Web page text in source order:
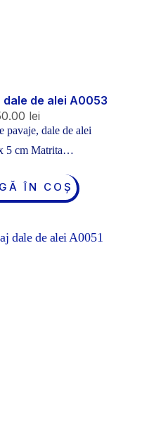
de alei A0053
lei
pavaje, dale de alei
5 cm Matrita…
ÎN COȘ